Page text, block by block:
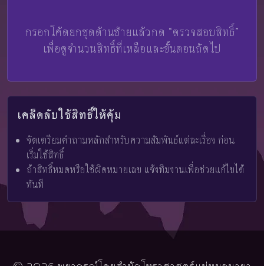
กรอกโค้ดยกชุดด้านซ้ายแล้วกด “ตรวจสอบสิทธิ์”
เพื่อดูจำนวนสิทธิ์ที่เหลือและขั้นตอนถัดไป
เคล็ดลับใช้สิทธิ์ให้คุ้ม
จัดเตรียมคำถามหลักสำหรับความสัมพันธ์แต่ละเรื่อง ก่อน
เริ่มใช้สิทธิ์
ถ้าสิทธิ์หมดหรือใช้ผิดหมายเลข แจ้งทีมงานเพื่อช่วยแก้ไขได้
ทันที